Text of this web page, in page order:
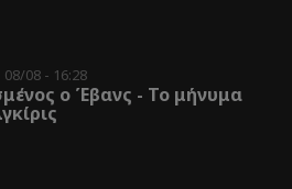
08/08 - 16:28
ο Έβανς - Το μήνυμα